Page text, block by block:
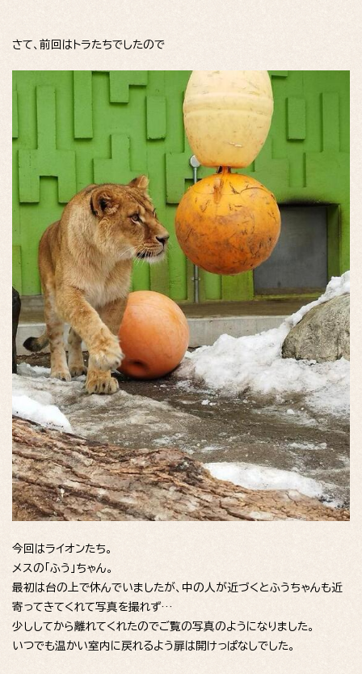
さて、前回はトラたちでしたので
今回はライオンたち。
メスの「ふう」ちゃん。
最初は台の上で休んでいましたが、中の人が近づくとふうちゃんも近
寄ってきてくれて写真を撮れず…
少ししてから離れてくれたのでご覧の写真のようになりました。
いつでも温かい室内に戻れるよう扉は開けっぱなしでした。